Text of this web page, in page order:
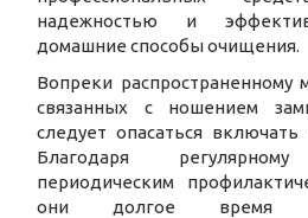
надежностью и
домашние способы очищения.
Вопреки
связанных с ношением
следует опасаться
Благодаря
периодическим
они долгое время